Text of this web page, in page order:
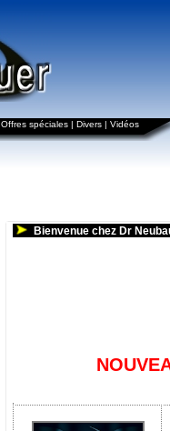
Offres spéciales | Divers | Vidéos
Bienvenue chez Dr